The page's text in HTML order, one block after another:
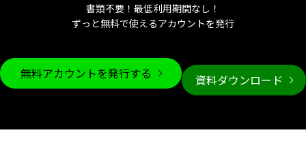
書類不要！最低利用期間なし！
ずっと無料で使えるアカウントを発行
無料アカウントを発行する 資料ダウンロード